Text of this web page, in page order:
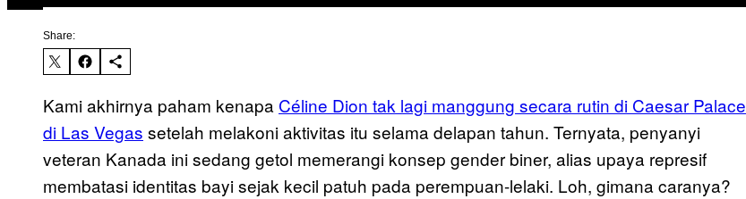
Share:
Kami akhirnya paham kenapa Céline Dion tak lagi manggung secara rutin di Caesar Palace
di Las Vegas setelah melakoni aktivitas itu selama delapan tahun. Ternyata, penyanyi
veteran Kanada ini sedang getol memerangi konsep gender biner, alias upaya represif
membatasi identitas bayi sejak kecil patuh pada perempuan-lelaki. Loh, gimana caranya?